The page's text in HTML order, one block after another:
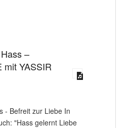
–
mit YASSIR
- Befreit zur Liebe In
"Hass gelernt Liebe